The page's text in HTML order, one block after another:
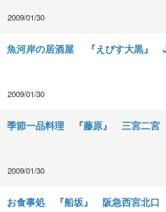
2009/01/30
魚河岸の居酒屋 『えびす大黒』
2009/01/30
季節一品料理 『藤原』 三宮二宮
2009/01/30
お食事処 『船坂』 阪急西宮北口